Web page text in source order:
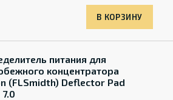
В КОРЗИНУ
питания для
концентратора
(FLSmidth) Deflector Pad